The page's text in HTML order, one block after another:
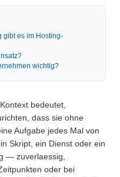
gibt es im Hosting-
wichtig?
bedeutet,
dass sie ohne
Aufgabe jedes Mal von
Skript, ein Dienst oder ein
— zuverlaessig,
oder bei